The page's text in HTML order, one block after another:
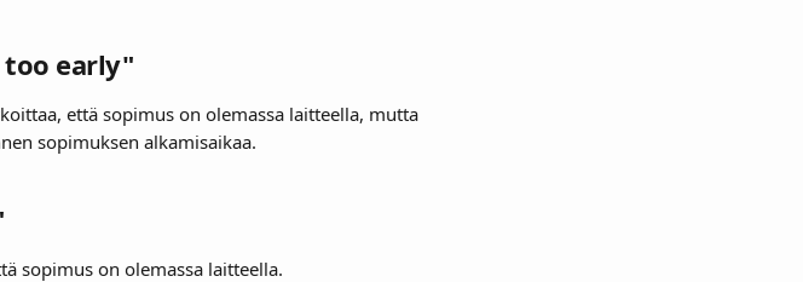
too early"
että sopimus on olemassa laitteella, mutta
sopimuksen alkamisaikaa.
sopimus on olemassa laitteella.